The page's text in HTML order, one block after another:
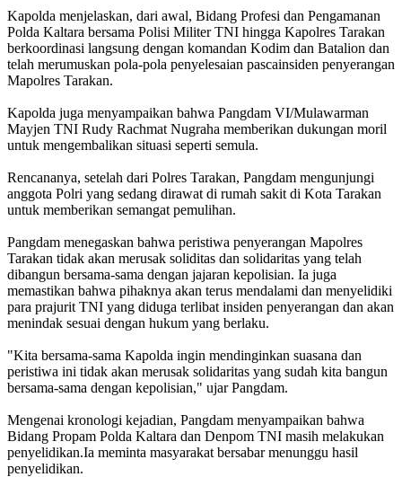
Kapolda menjelaskan, dari awal, Bidang Profesi dan Pengamanan
Polda Kaltara bersama Polisi Militer TNI hingga Kapolres Tarakan
berkoordinasi langsung dengan komandan Kodim dan Batalion dan
telah merumuskan pola-pola penyelesaian pascainsiden penyerangan
Mapolres Tarakan.
Kapolda juga menyampaikan bahwa Pangdam VI/Mulawarman
Mayjen TNI Rudy Rachmat Nugraha memberikan dukungan moril
untuk mengembalikan situasi seperti semula.
Rencananya, setelah dari Polres Tarakan, Pangdam mengunjungi
anggota Polri yang sedang dirawat di rumah sakit di Kota Tarakan
untuk memberikan semangat pemulihan.
Pangdam menegaskan bahwa peristiwa penyerangan Mapolres
Tarakan tidak akan merusak soliditas dan solidaritas yang telah
dibangun bersama-sama dengan jajaran kepolisian. Ia juga
memastikan bahwa pihaknya akan terus mendalami dan menyelidiki
para prajurit TNI yang diduga terlibat insiden penyerangan dan akan
menindak sesuai dengan hukum yang berlaku.
"Kita bersama-sama Kapolda ingin mendinginkan suasana dan
peristiwa ini tidak akan merusak solidaritas yang sudah kita bangun
bersama-sama dengan kepolisian," ujar Pangdam.
Mengenai kronologi kejadian, Pangdam menyampaikan bahwa
Bidang Propam Polda Kaltara dan Denpom TNI masih melakukan
penyelidikan.Ia meminta masyarakat bersabar menunggu hasil
penyelidikan.